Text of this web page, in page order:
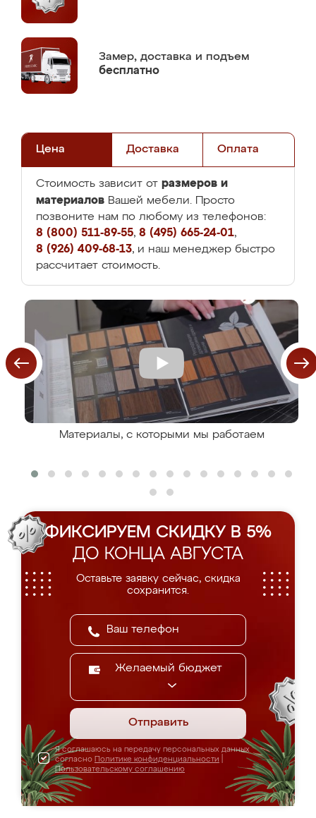
Замер, доставка и подъем
бесплатно
Цена Доставка Оплата
Стоимость зависит от размеров и
материалов Вашей мебели. Просто
позвоните нам по любому из телефонов:
8 (800) 511-89-55, 8 (495) 665-24-01,
8 (926) 409-68-13, и наш менеджер быстро
рассчитает стоимость.
Материалы, с которыми мы работаем
ФИКСИРУЕМ СКИДКУ В 5%
ДО КОНЦА АВГУСТА
Оставьте заявку сейчас, скидка
сохранится.
Желаемый бюджет
Отправить
Я соглашаюсь на передачу персональных данных
согласно Политике конфиденциальности
Пользовательскому соглашению